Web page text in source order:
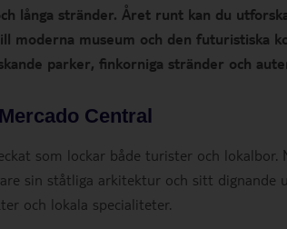
långa stränder. Året runt kan du
moderna museum och den futuristiska
parker, finkorniga stränder och
Central
som lockar både turister och lokalbor.
sin ståtliga arkitektur och sitt dignande
och lokala specialiteter.